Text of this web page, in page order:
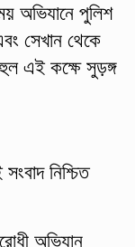
অভিযানে পুলিশ
সেখান থেকে
এই কক্ষে সুড়ঙ্গ
নিশ্চিত
অভিযান